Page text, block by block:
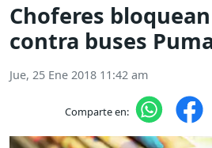
Choferes bloquean
contra buses
Jue, 25 Ene 2018 11:42 am
Comparte en: